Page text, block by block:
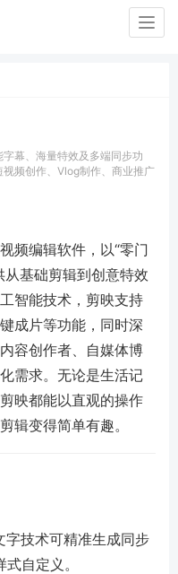
幕、海量特效及多端同步功
频创作、Vlog制作、商业推广
频编辑软件，以“零门
基础剪辑到创意特效
智能技术，剪映支持
成片等功能，同时深
容创作者、自媒体博
需求。无论是生活记
映都能以直观的操作
辑变得简单有趣。
字技术可精准生成同步
自定义。